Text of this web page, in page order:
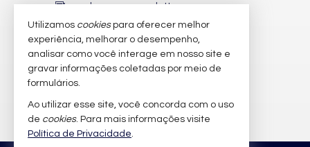
receba nosso newsletter
indicadores financeiros
cadastre seu imóvel
imóveis favoritos
mapa de imóveis
Utilizamos cookiespara oferecer melhor
experiência, melhorar o desempenho,
analisar como você interage em nosso site e
gravar informações coletadas por meio de
formulários.
Ao utilizar esse site, você concorda com o uso
de cookies. Para mais informações visite
Política de Privacidade.